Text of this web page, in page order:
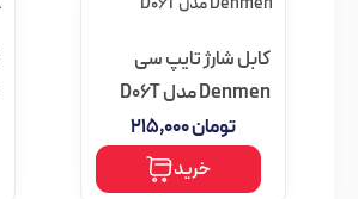
کابل شارژ تایپ سی
Denmen مدل D06T
تومان۲۱۵,۰۰۰
خرید